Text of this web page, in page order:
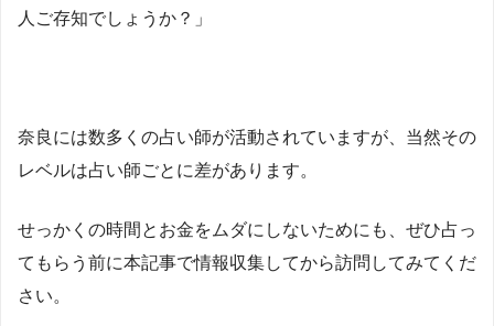
人ご存知でしょうか？」
奈良には数多くの占い師が活動されていますが、当然その
レベルは占い師ごとに差があります。
せっかくの時間とお金をムダにしないためにも、ぜひ占っ
てもらう前に本記事で情報収集してから訪問してみてくだ
さい。